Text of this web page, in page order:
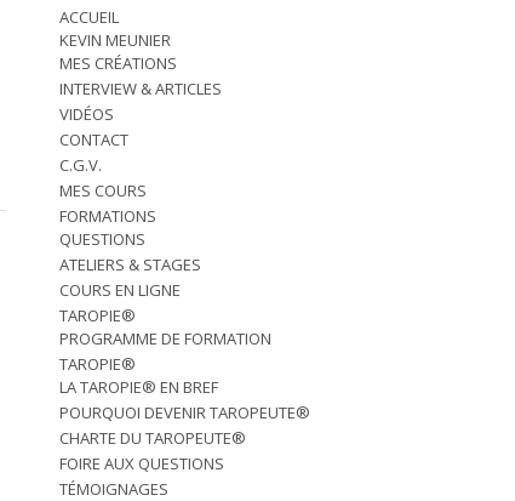
ACCUEIL
KEVIN MEUNIER
MES CRÉATIONS
INTERVIEW & ARTICLES
VIDÉOS
CONTACT
C.G.V.
MES COURS
FORMATIONS
QUESTIONS
ATELIERS & STAGES
COURS EN LIGNE
TAROPIE®
PROGRAMME DE FORMATION
TAROPIE®
LA TAROPIE® EN BREF
POURQUOI DEVENIR TAROPEUTE®
CHARTE DU TAROPEUTE®
FOIRE AUX QUESTIONS
TÉMOIGNAGES